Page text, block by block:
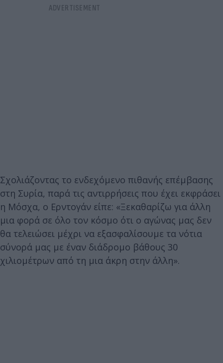
Σχολιάζοντας το ενδεχόμενο πιθανής επέμβασης
στη Συρία, παρά τις αντιρρήσεις που έχει εκφράσει
η Μόσχα, ο Ερντογάν είπε: «Ξεκαθαρίζω για άλλη
μια φορά σε όλο τον κόσμο ότι ο αγώνας μας δεν
θα τελειώσει μέχρι να εξασφαλίσουμε τα νότια
σύνορά μας με έναν διάδρομο βάθους 30
χιλιομέτρων από τη μια άκρη στην άλλη».